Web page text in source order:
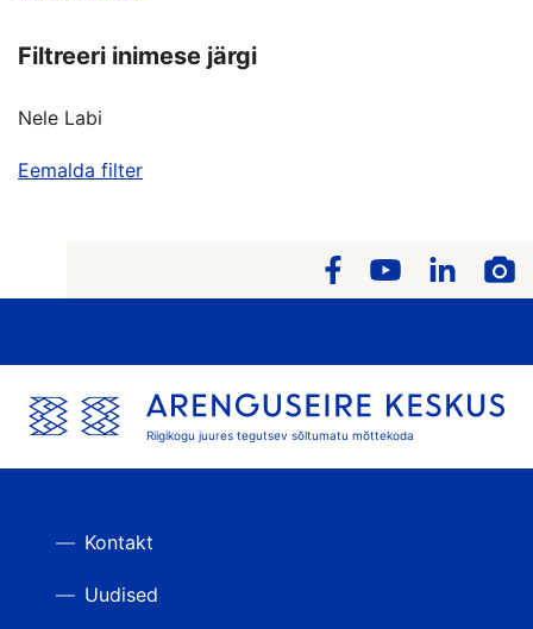
Filtreeri inimese järgi
Nele Labi
Eemalda filter
Riigikogu juures tegutsev sõltumatu mõttekoda
Kontakt
Uudised